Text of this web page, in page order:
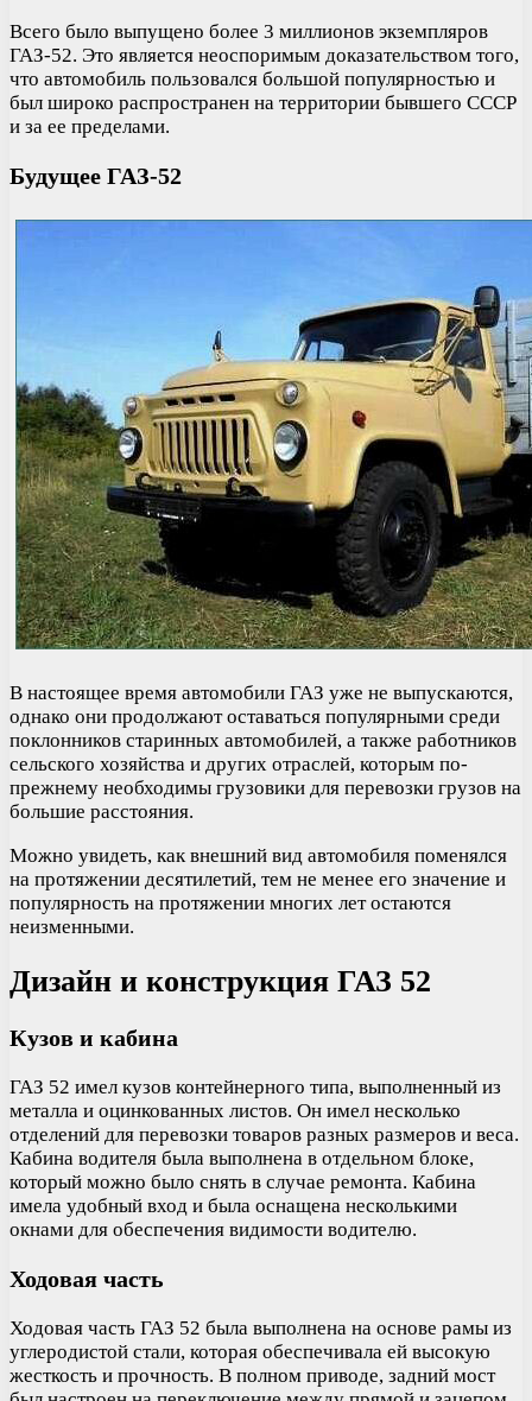
Всего было выпущено более 3 миллионов экземпляров
ГАЗ-52. Это является неоспоримым доказательством того,
что автомобиль пользовался большой популярностью и
был широко распространен на территории бывшего СССР
и за ее пределами.
Будущее ГАЗ-52
В настоящее время автомобили ГАЗ уже не выпускаются,
однако они продолжают оставаться популярными среди
поклонников старинных автомобилей, а также работников
сельского хозяйства и других отраслей, которым по-
прежнему необходимы грузовики для перевозки грузов на
большие расстояния.
Можно увидеть, как внешний вид автомобиля поменялся
на протяжении десятилетий, тем не менее его значение и
популярность на протяжении многих лет остаются
неизменными.
Дизайн и конструкция ГАЗ 52
Кузов и кабина
ГАЗ 52 имел кузов контейнерного типа, выполненный из
металла и оцинкованных листов. Он имел несколько
отделений для перевозки товаров разных размеров и веса.
Кабина водителя была выполнена в отдельном блоке,
который можно было снять в случае ремонта. Кабина
имела удобный вход и была оснащена несколькими
окнами для обеспечения видимости водителю.
Ходовая часть
Ходовая часть ГАЗ 52 была выполнена на основе рамы из
углеродистой стали, которая обеспечивала ей высокую
жесткость и прочность. В полном приводе, задний мост